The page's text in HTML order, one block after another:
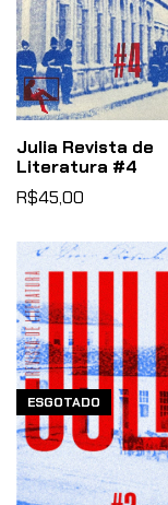
Julia Revista de
Literatura #4
R$45,00
ESGOTADO